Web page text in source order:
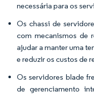
necessária para os
Os chassi de
com mecanismos de
ajudar a manter uma
e reduzir os custos de
Os servidores blade
de gerenciamento